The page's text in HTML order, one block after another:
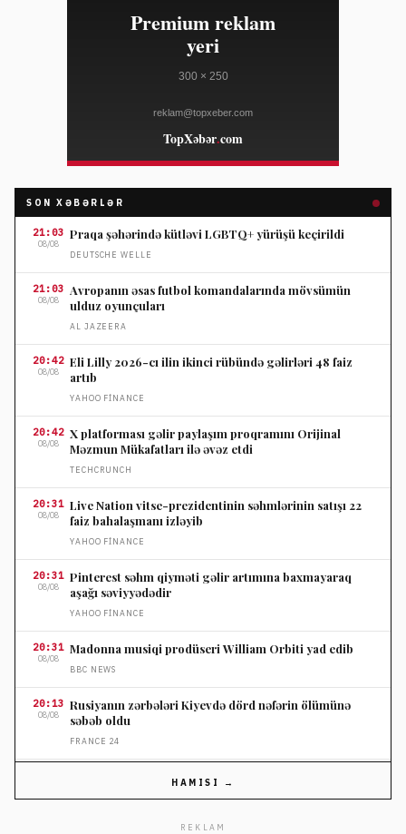
SON XƏBƏRLƏR
21:03
08/08
Praqa şəhərində kütləvi LGBTQ+ yürüşü keçirildi
DEUTSCHE WELLE
21:03
08/08
Avropanın əsas futbol komandalarında mövsümün
ulduz oyunçuları
AL JAZEERA
20:42
08/08
Eli Lilly 2026-cı ilin ikinci rübündə gəlirləri 48 faiz
artıb
YAHOO FINANCE
20:42
08/08
X platforması gəlir paylaşım proqramını Orijinal
Məzmun Mükafatları ilə əvəz etdi
TECHCRUNCH
20:31
08/08
Live Nation vitse-prezidentinin səhmlərinin satışı 22
faiz bahalaşmanı izləyib
YAHOO FINANCE
20:31
08/08
Pinterest səhm qiyməti gəlir artımına baxmayaraq
aşağı səviyyədədir
YAHOO FINANCE
20:31
08/08
Madonna musiqi prodüseri William Orbiti yad edib
BBC NEWS
20:13
08/08
Rusiyanın zərbələri Kiyevdə dörd nəfərin ölümünə
səbəb oldu
FRANCE 24
Kindle Scribe Colorsoft rəqəmsal qeyd və oxumaq üçün
HAMISI →
REKLAM